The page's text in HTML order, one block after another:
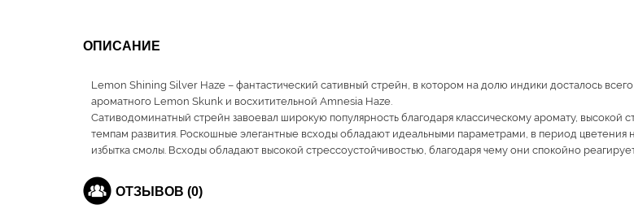
ОПИСАНИЕ
Lemon Shining Silver Haze – фантастический сативный стрейн, в котором на долю индики досталось
ароматного Lemon Skunk и восхитительной Amnesia Haze.
Сативодоминатный стрейн завоевал широкую популярность благодаря классическому аромату, высокой
темпам развития. Роскошные элегантные всходы обладают идеальными параметрами, в период цветения
избытка смолы. Всходы обладают высокой стрессоустойчивостью, благодаря чему они спокойно
ОТЗЫВОВ (0)